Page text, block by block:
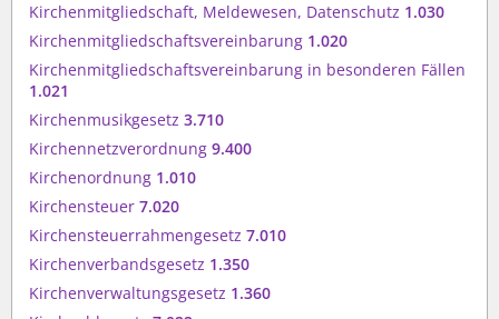
Kirchenmitgliedschaft, Meldewesen, Datenschutz 1.030
Kirchenmitgliedschaftsvereinbarung 1.020
Kirchenmitgliedschaftsvereinbarung in besonderen Fällen
1.021
Kirchenmusikgesetz 3.710
Kirchennetzverordnung 9.400
Kirchenordnung 1.010
Kirchensteuer 7.020
Kirchensteuerrahmengesetz 7.010
Kirchenverbandsgesetz 1.350
Kirchenverwaltungsgesetz 1.360